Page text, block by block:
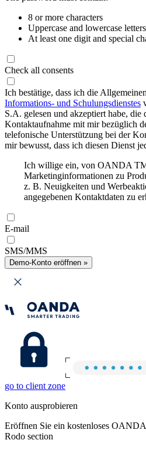
8 or more characters
Uppercase and lowercase letters
At least one digit and special
Check all consents
Ich bestätige, dass ich die
Informations- und Schulungsdienstes
S.A. gelesen und akzeptiert habe,
Kontaktaufnahme mit mir bezüglich
telefonische Unterstützung bei der
mir bewusst, dass ich diesen Dienst
Ich willige ein, von OANDA
Marketinginformationen zu
z. B. Neuigkeiten und
angegebenen Kontaktdaten zu
E-mail
SMS/MMS
Demo-Konto eröffnen »
go to client zone
Konto ausprobieren
Eröffnen Sie ein kostenloses
Rodo section